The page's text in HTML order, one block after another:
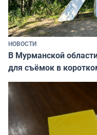
НОВОСТИ
В Мурманской
для съёмок в